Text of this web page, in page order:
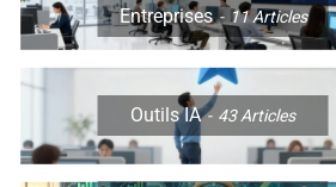
Entreprises
11Articles
Outils IA 43Articles